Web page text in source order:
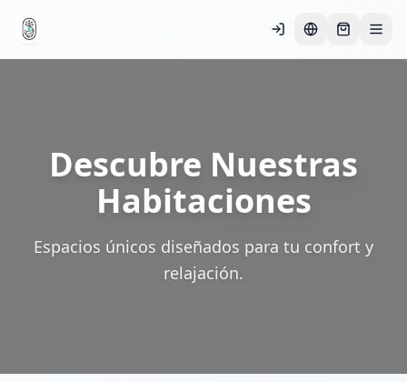
Descubre Nuestras
Habitaciones
Espacios únicos diseñados para tu confort y
relajación.